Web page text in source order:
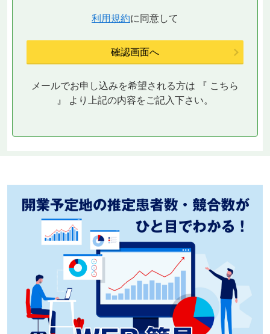
利用規約に同意して
メールでお申し込みを希望される方は 『 こちら
』 より上記の内容をご記入下さい。